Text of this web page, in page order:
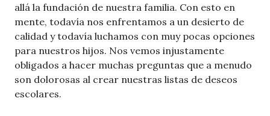
allá la fundación de nuestra familia. Con esto en
mente, todavía nos enfrentamos a un desierto de
calidad y todavía luchamos con muy pocas opciones
para nuestros hijos. Nos vemos injustamente
obligados a hacer muchas preguntas que a menudo
son dolorosas al crear nuestras listas de deseos
escolares.